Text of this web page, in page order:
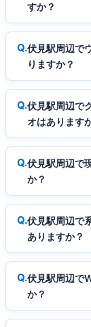
すか？
伏見駅周辺で
りますか？
伏見駅周辺で
オはあります
伏見駅周辺で
か？
伏見駅周辺で
ありますか？
伏見駅周辺で
か？